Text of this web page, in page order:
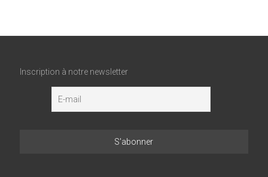
Inscription à notre newsletter